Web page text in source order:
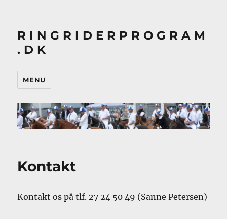
R I N G R I D E R P R O G R A M
. D K
MENU
Kontakt
Kontakt os på tlf. 27 24 50 49 (Sanne Petersen)